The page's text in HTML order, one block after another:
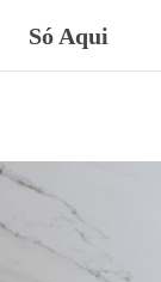
Só Aqui